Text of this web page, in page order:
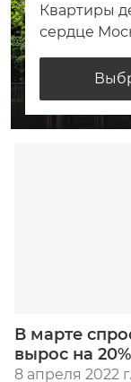
Квартиры
сердце
В марте
вырос на 20%
8 апреля 2022 г.